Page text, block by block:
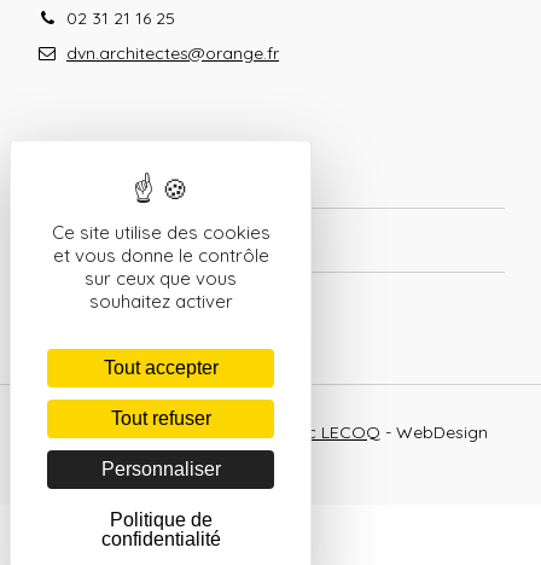
Ce site utilise des cookies
et vous donne le contrôle
sur ceux que vous
souhaitez activer
Tout accepter
Tout refuser
Personnaliser
Politique de
confidentialité
02 31 21 16 25
dvn.architectes@orange.fr
Mentions légales
Politique de confidentialité
© 2026 Site réalisé par Frédéric LECOQ - WebDesign
- Partenaire deNetActivity